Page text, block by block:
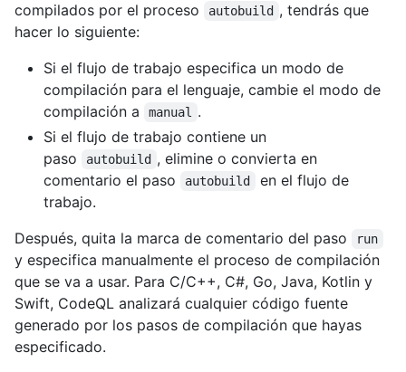
compilados por el proceso
autobuild , tendrás que
hacer lo siguiente:
Si el flujo de trabajo especifica un modo de
compilación para el lenguaje, cambie el modo de
compilación a
manual
.
Si el flujo de trabajo contiene un
paso
autobuild , elimine o convierta en
comentario el paso
autobuild
en el flujo de
trabajo.
Después, quita la marca de comentario del paso
run
y especifica manualmente el proceso de compilación
que se va a usar. Para C/C++, C#, Go, Java, Kotlin y
Swift, CodeQL analizará cualquier código fuente
generado por los pasos de compilación que hayas
especificado.